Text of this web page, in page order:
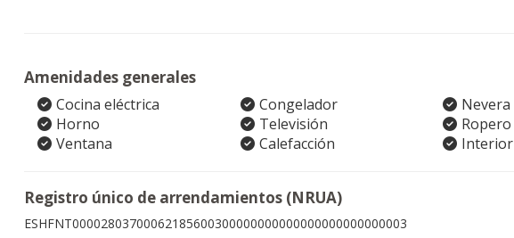
Amenidades generales
Cocina eléctrica Congelador Nevera
Horno
Televisión Ropero
Ventana
Calefacción Interior
Registro único de arrendamientos (NRUA)
ESHFNT00002803700062185600300000000000000000000000003